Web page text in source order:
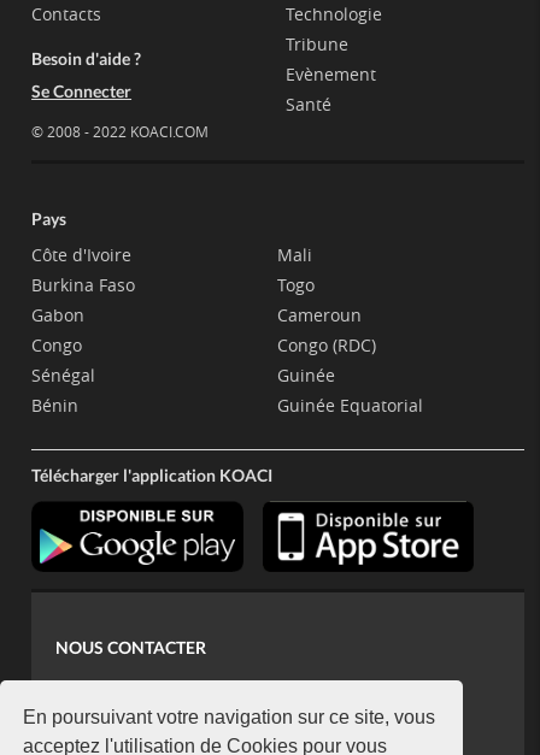
En poursuivant votre navigation sur ce site, vous
acceptez l'utilisation de Cookies pour vous
Contacts
Besoin d'aide ?
Se Connecter
© 2008 - 2022 KOACI.COM
Technologie
Tribune
Evènement
Santé
Pays
Côte d'Ivoire
Burkina Faso
Gabon
Congo
Sénégal
Bénin
Mali
Togo
Cameroun
Congo (RDC)
Guinée
Guinée Equatorial
Télécharger l'application KOACI
NOUS CONTACTER
koaci@yahoo.fr